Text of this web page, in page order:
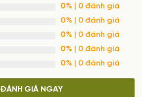
0% | 0 đánh giá
0% | 0 đánh giá
0% | 0 đánh giá
0% | 0 đánh giá
0% | 0 đánh giá
ĐÁNH GIÁ NGAY